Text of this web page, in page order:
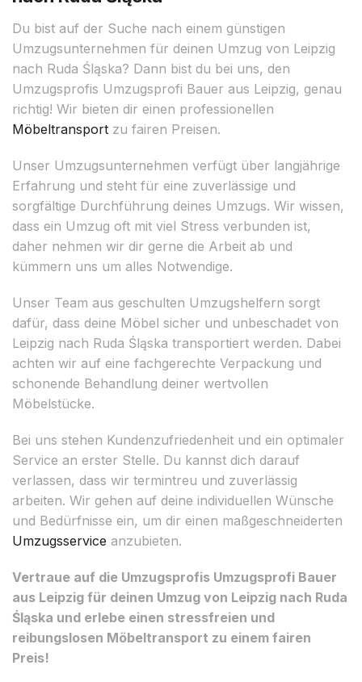
Du bist auf der Suche nach einem günstigen
Umzugsunternehmen für deinen Umzug von Leipzig
nach Ruda Śląska? Dann bist du bei uns, den
Umzugsprofis Umzugsprofi Bauer aus Leipzig, genau
richtig! Wir bieten dir einen professionellen
Möbeltransport zu fairen Preisen.
Unser Umzugsunternehmen verfügt über langjährige
Erfahrung und steht für eine zuverlässige und
sorgfältige Durchführung deines Umzugs. Wir wissen,
dass ein Umzug oft mit viel Stress verbunden ist,
daher nehmen wir dir gerne die Arbeit ab und
kümmern uns um alles Notwendige.
Unser Team aus geschulten Umzugshelfern sorgt
dafür, dass deine Möbel sicher und unbeschadet von
Leipzig nach Ruda Śląska transportiert werden. Dabei
achten wir auf eine fachgerechte Verpackung und
schonende Behandlung deiner wertvollen
Möbelstücke.
Bei uns stehen Kundenzufriedenheit und ein optimaler
Service an erster Stelle. Du kannst dich darauf
verlassen, dass wir termintreu und zuverlässig
arbeiten. Wir gehen auf deine individuellen Wünsche
und Bedürfnisse ein, um dir einen maßgeschneiderten
Umzugsservice anzubieten.
Vertraue auf die Umzugsprofis Umzugsprofi Bauer
aus Leipzig für deinen Umzug von Leipzig nach Ruda
Śląska und erlebe einen stressfreien und
reibungslosen Möbeltransport zu einem fairen
Preis!